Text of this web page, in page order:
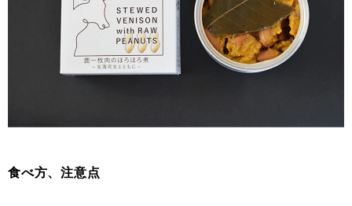
食べ方、注意点